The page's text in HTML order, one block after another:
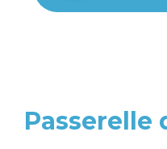
Passerelle